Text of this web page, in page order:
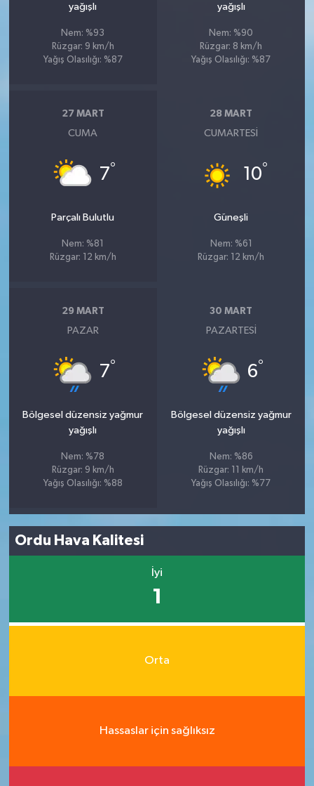
yağışlı
Nem: %93
Rüzgar: 9 km/h
Yağış Olasılığı: %87
yağışlı
Nem: %90
Rüzgar: 8 km/h
Yağış Olasılığı: %87
27 MART
CUMA
7°
Parçalı Bulutlu
Nem: %81
Rüzgar: 12 km/h
28 MART
CUMARTESI
10°
Güneşli
Nem: %61
Rüzgar: 12 km/h
29 MART
PAZAR
7°
Bölgesel düzensiz yağmur
yağışlı
Nem: %78
Rüzgar: 9 km/h
Yağış Olasılığı: %88
30 MART
PAZARTESI
6°
Bölgesel düzensiz yağmur
yağışlı
Nem: %86
Rüzgar: 11 km/h
Yağış Olasılığı: %77
Ordu Hava Kalitesi
İyi
1
Orta
Hassaslar için sağlıksız